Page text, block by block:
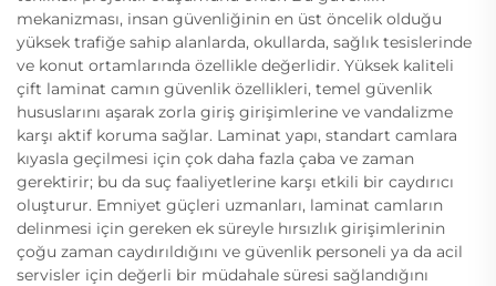
mekanizması, insan güvenliğinin en üst öncelik olduğu
yüksek trafiğe sahip alanlarda, okullarda, sağlık tesislerinde
ve konut ortamlarında özellikle değerlidir. Yüksek kaliteli
çift laminat camın güvenlik özellikleri, temel güvenlik
hususlarını aşarak zorla giriş girişimlerine ve vandalizme
karşı aktif koruma sağlar. Laminat yapı, standart camlara
kıyasla geçilmesi için çok daha fazla çaba ve zaman
gerektirir; bu da suç faaliyetlerine karşı etkili bir caydırıcı
oluşturur. Emniyet güçleri uzmanları, laminat camların
delinmesi için gereken ek süreyle hırsızlık girişimlerinin
çoğu zaman caydırıldığını ve güvenlik personeli ya da acil
servisler için değerli bir müdahale süresi sağlandığını